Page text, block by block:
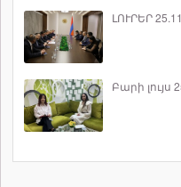
ԼՈՒՐԵՐ
Բարի լույս